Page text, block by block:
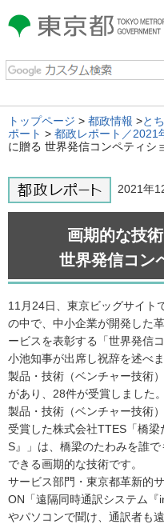
東京都 TOKYO
GOVERNMENT
トップページ > 都政情報 >と
ポート > 都政レポート／2021
に贈る 世界発信コンペティシ
2021年
画期的な技
世界発信コン
11月24日、東京ビッグサイト
の中で、中小企業が開発した
ービスを表彰する「世界発信
小池知事が出席し祝辞を述べま
製品・技術（ベンチャー技術
があり、28件が受賞しました。
製品・技術（ベンチャー技術
受賞した株式会社TTES「橋
S』」は、橋梁のたわみを誰
できる画期的な技術です。
サービス部門・東京都革新的
ON「遠隔同時通訳システム
やパソコンで聞け、通訳者も